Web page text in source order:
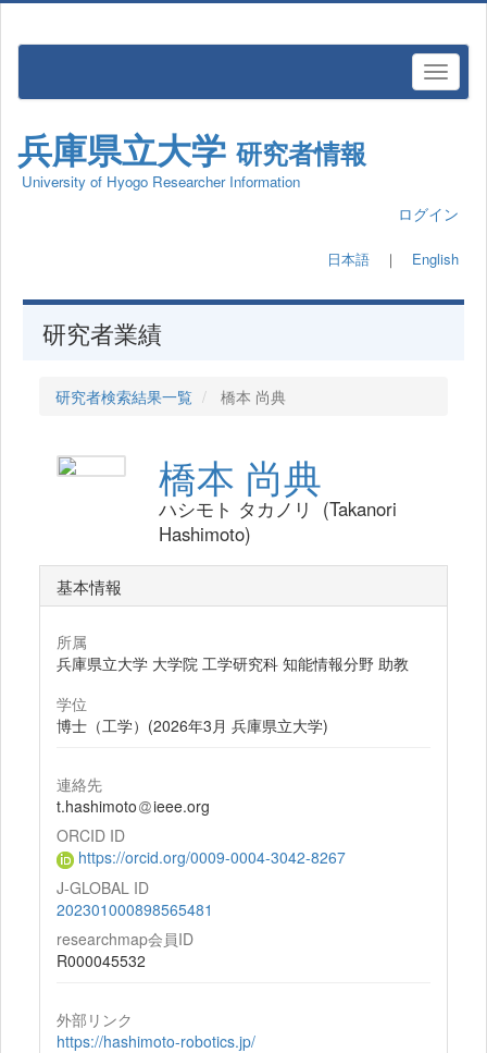
兵庫県立大学 研究者情報
University of Hyogo Researcher Information
ログイン
日本語 ｜ English
研究者業績
研究者検索結果一覧 橋本 尚典
橋本 尚典
ハシモト タカノリ (Takanori
Hashimoto)
基本情報
所属
兵庫県立大学 大学院 工学研究科 知能情報分野 助教
学位
博士（工学）(2026年3月 兵庫県立大学)
連絡先
t.hashimoto
ieee.org
ORCID ID
https://orcid.org/0009-0004-3042-8267
J-GLOBAL ID
202301000898565481
researchmap会員ID
R000045532
外部リンク
https://hashimoto-robotics.jp/